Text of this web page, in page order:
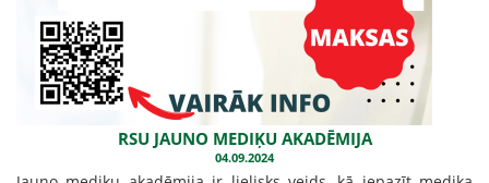
RSU JAUNO MEDIĶU AKADĒMIJA
04.09.2024